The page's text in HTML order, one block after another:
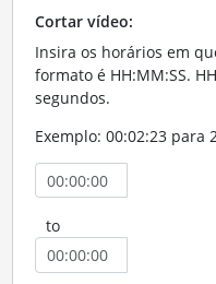
Cortar vídeo:
Insira os horários em
formato é HH:MM:SS.
segundos.
Exemplo: 00:02:23 para
to